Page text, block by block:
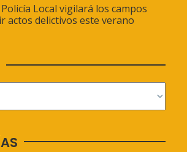
Local vigilará los campos
actos delictivos este verano